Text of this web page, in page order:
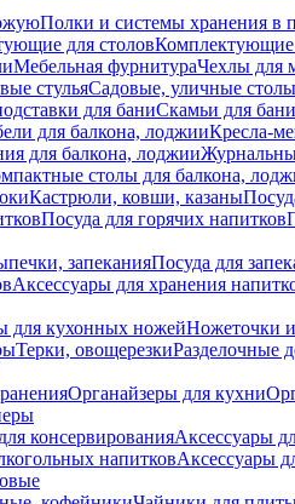
Полки и системы хранения в
для столовКомплектующие
Мебельная фурнитураЧехлы для
стульяСадовые, уличные столы
для баниСкамьи для бани
для балкона, лоджииКресла-
для балкона, лоджии
столы для балкона,
Кастрюли, ковши, казаны
Посуда для горячих напитков
запеканияПосуда для
Аксессуары для хранения
для кухонных ножейНожеточки
Терки, овощерезкиРазделочные
Органайзеры для кухни
консервированияАксессуары
напитковАксессуары